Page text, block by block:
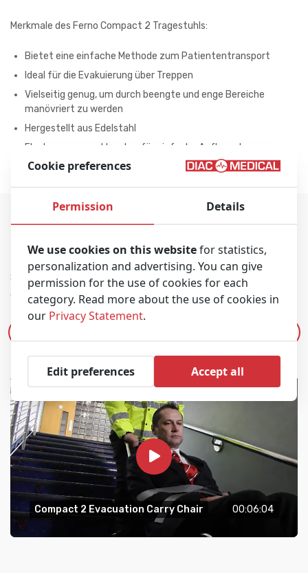
Merkmale des Ferno Compact 2 Tragestuhls:
Bietet eine einfache Methode zum Patiententransport
Ideal für die Evakuierung über Treppen
Vielseitig genug, um durch beengte und enge Bereiche
manövriert zu werden
Hergestellt aus Edelstahl
Flach zusammenklappbar für einfache Aufbewahrung
Sehen Sie sich dieses Video an, um weitere Informationen über
den Evakuierungs-Tragestuhl Compact 2 zu erhalten.
Compact 2 Evacuation Carry Chair 00:06:04
Cookie preferences
Permission Details
We use cookies on this websitefor statistics,
personalization and advertising. You can give
permission for the use of cookies for each
category. Read more about the use of cookies in
our Privacy Statement.
Edit preferences Accept all